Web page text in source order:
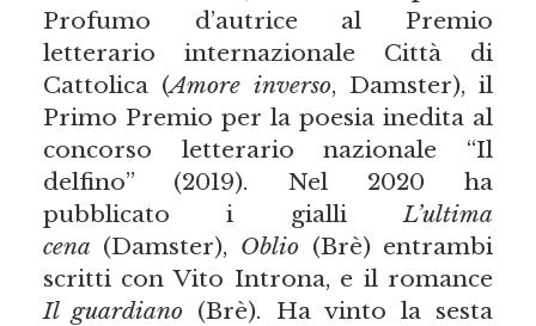
Profumo d’autrice al Premio
letterario internazionale Città di
Cattolica (Amore inverso, Damster), il
Primo Premio per la poesia inedita al
concorso letterario nazionale “Il
delfino” (2019). Nel 2020 ha
pubblicato i gialliL’ultima
cena (Damster), Oblio (Brè) entrambi
scritti con Vito Introna, e il romance
Il guardiano(Brè). Ha vinto la sesta